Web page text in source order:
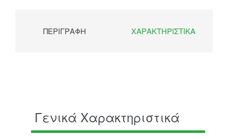
ΠΕΡΙΓΡΑΦΉ ΧΑΡΑΚΤΗΡΙΣΤΙΚΆ
Γενικά Χαρακτηριστικά